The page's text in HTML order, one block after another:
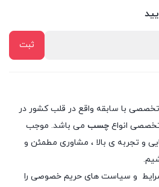
با سابقه واقع در قلب کشور در
انواع چسب می باشد. موجب
و تجربه ی بالا ، مشاوری مطمئن و
و سیاست های حریم خصوصی را